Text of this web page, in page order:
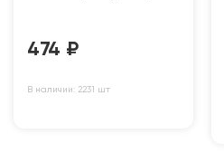
474 ₽
В наличии: 2231 шт